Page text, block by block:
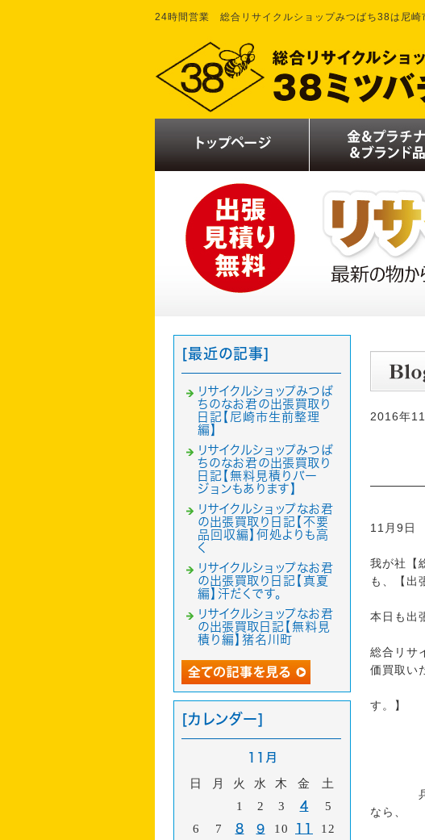
24時間営業 総合リサイクルショップみつばち38は尼崎
2016年
11月9日
我が社【
も、【出
本日も出
総合リサ
価買取い
【買
す。】
兵庫県
なら、
[最近の記事]
リサイクルショップみつば
ちのなお君の出張買取り
日記【尼崎市生前整理
編】
リサイクルショップみつば
ちのなお君の出張買取り
日記【無料見積りバー
ジョンもあります】
リサイクルショップなお君
の出張買取り日記【不要
品回収編】何処よりも高
く
リサイクルショップなお君
の出張買取り日記【真夏
編】汗だくです。
リサイクルショップなお君
の出張買取日記【無料見
積り編】猪名川町
[カレンダー]
11月
日 月 火 水 木 金
土
1
2 3 4
5
6
7 8 9 10 11 12